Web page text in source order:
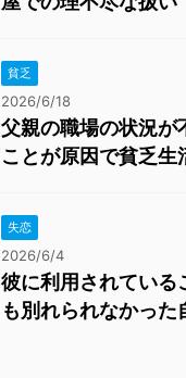
貧乏
2026/6/18
父親の職場の状況が
ことが原因で貧乏生
失恋
2026/6/4
彼に利用されている
も別れられなかった